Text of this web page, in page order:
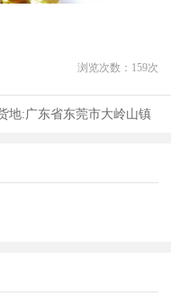
浏览次数： 159次
地:广东省东莞市大岭山镇